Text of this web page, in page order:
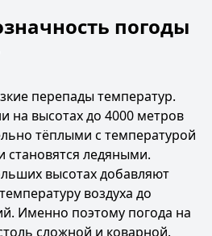
погоды
перепады температур.
на высотах до 4000 метров
тёплыми с температурой
становятся ледяными.
высотах добавляют
воздуха до
Именно поэтому погода на
сложной и коварной.